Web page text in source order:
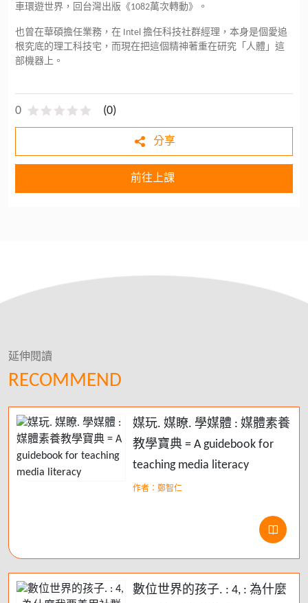
車環遊世界，回台灣出版《1082萬次轉動》。
也曾在華碩擔任業務，在 Intel 擔任科技社群經理，本身是個愛追
根究底的理工科技宅，而現在把這個精神著重在研究「人體」這
部機器上。
0 (0)
分享
前往上課
RECOMMEND
延伸閱讀
媒玩. 媒瞭. 學媒體 : 媒體素養
教學寶典 = A guidebook for
teaching media literacy
作者：鄭智仁
數位世界的孩子. : 4, : 為什麼